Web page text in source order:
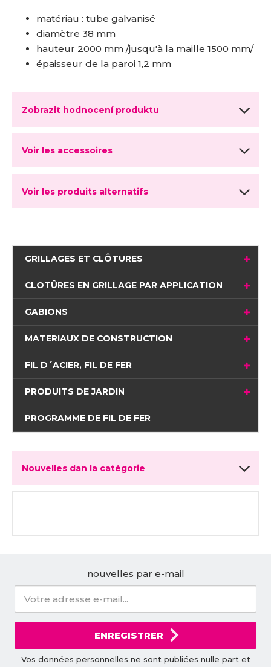
matériau : tube galvanisé
diamètre 38 mm
hauteur 2000 mm /jusqu'à la maille 1500 mm/
épaisseur de la paroi 1,2 mm
Zobrazit hodnocení produktu
Voir les accessoires
Voir les produits alternatifs
GRILLAGES ET CLÔTURES
CLOTÛRES EN GRILLAGE PAR APPLICATION
GABIONS
MATERIAUX DE CONSTRUCTION
FIL D´ACIER, FIL DE FER
PRODUITS DE JARDIN
PROGRAMME DE FIL DE FER
Nouvelles dan la catégorie
nouvelles par e-mail
ENREGISTRER
Vos données personnelles ne sont publiées nulle part et